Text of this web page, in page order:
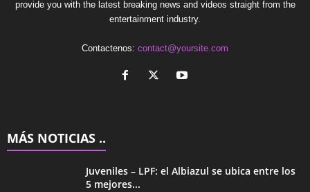
provide you with the latest breaking news and videos straight from the
entertainment industry.
Contactenos: contact@yoursite.com
MÁS NOTICIAS ..
Juveniles – LPF: el Albiazul se ubica entre los
5 mejores...